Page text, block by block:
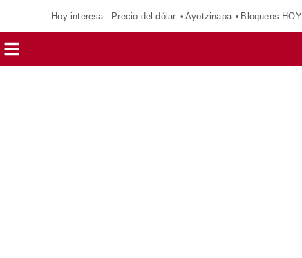
Hoy interesa: Precio del dólar Ayotzinapa Bloqueos HOY